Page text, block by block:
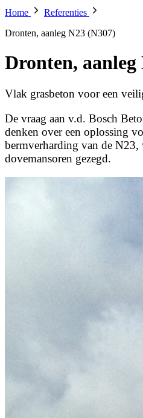
Home
Referenties
Dronten, aanleg N23 (N307)
Dronten, aanleg
Vlak grasbeton voor een
De vraag aan v.d. Bosch
denken over een oplossing
bermverharding van de N23,
dovemansoren gezegd.